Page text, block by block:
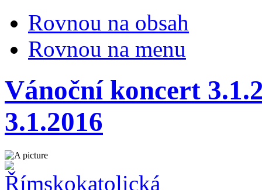
Rovnou na obsah
Rovnou na menu
Vánoční koncert
3.1.2016